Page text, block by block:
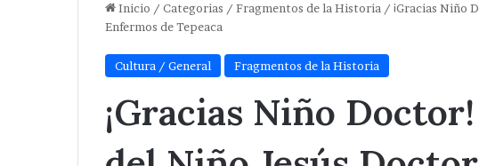
Inicio / Categorias / Fragmentos de la Historia / ¡Gracias Niño
Enfermos de Tepeaca
Cultura / General Fragmentos de la Historia
¡Gracias Niño